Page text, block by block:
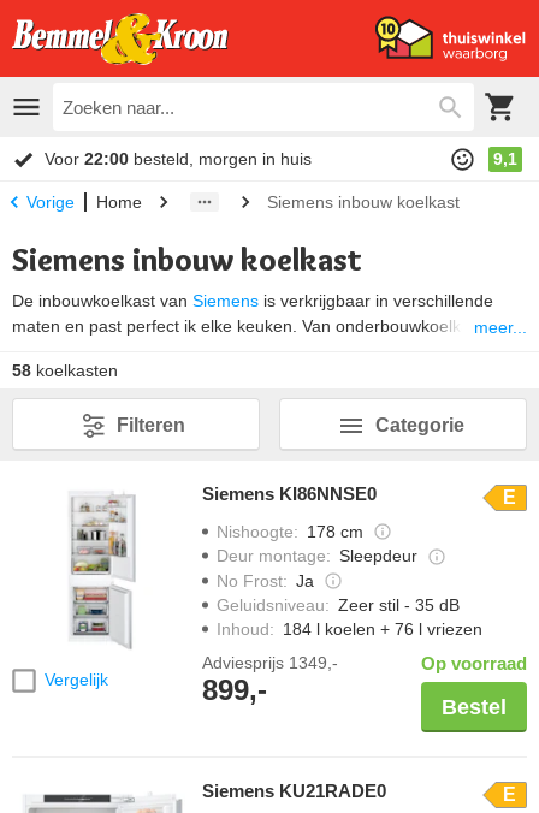
Voor 22:00 besteld, morgen in huis 9,1
Vorige Home Siemens inbouw koelkast
Siemens inbouw koelkast
De inbouwkoelkast van Siemens is verkrijgbaar in verschillende
maten en past perfect ik elke keuken. Van onderbouwkoelkast tot
deur zo goed als onzichtbaar wordt. Kies voor handige
zoals hyperFresh, Home Connect, varioShelf of softClose. Ontdek
hier welk inbouwmodel koelkast het beste aansluit bij jouw wensen.
meer...
58 koelkasten
Categorie
Filteren
Vergelijk
Siemens KI86NNSE0 E
Nishoogte: 178 cm
Deur montage: Sleepdeur
No Frost: Ja
Geluidsniveau: Zeer stil - 35 dB
Inhoud: 184 l koelen + 76 l vriezen
Adviesprijs 1349,-
899,-
Op voorraad
Bestel
Siemens KU21RADE0 E